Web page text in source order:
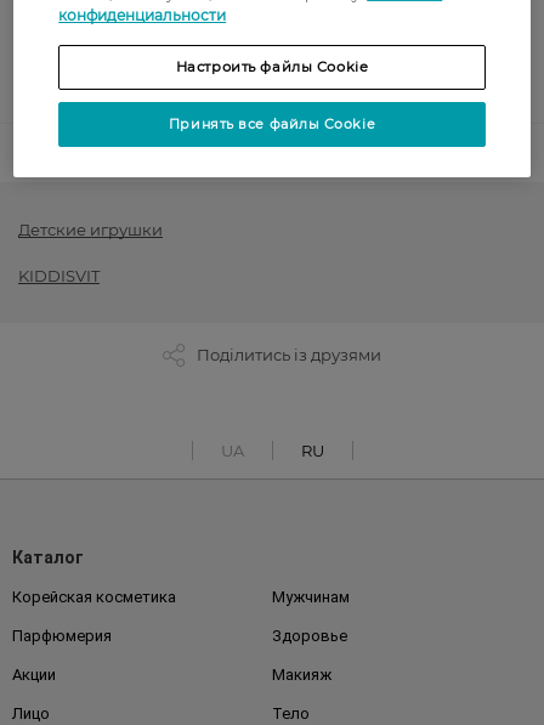
Показать больше
Код товара 1491726
Детские игрушки
KIDDISVIT
Поділитись із друзями
UA RU
Каталог
Корейская косметика Мужчинам
Парфюмерия Здоровье
Акции Макияж
Лицо Тело
конфиденциальности
Настроить файлы Cookie
Принять все файлы Cookie